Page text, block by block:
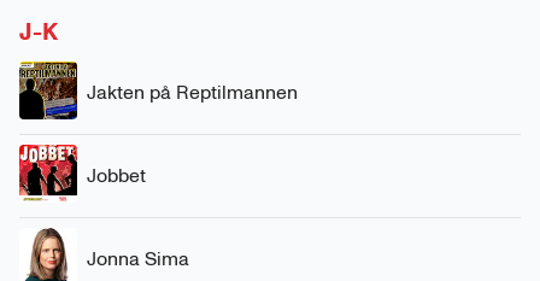
J-K
Jakten på Reptilmannen
Jobbet
Jonna Sima